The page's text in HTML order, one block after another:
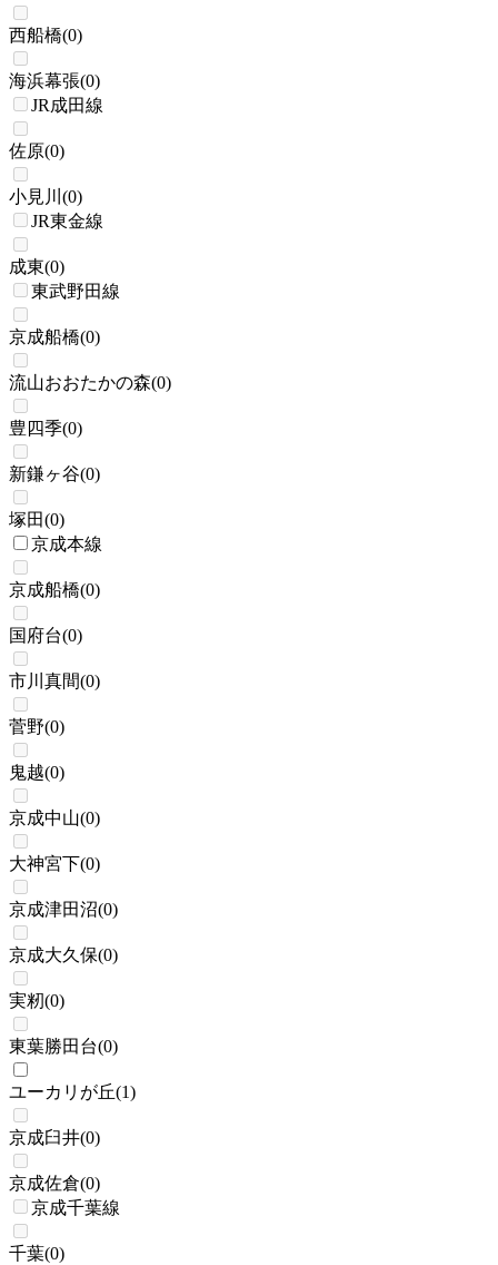
西船橋(0)
海浜幕張(0)
JR成田線
佐原(0)
小見川 (0)
JR東金線
成東(0)
東武野田線
京成船橋(0)
流山おおたかの森(0)
豊四季(0)
新鎌ヶ谷(0)
塚田(0)
京成本線
京成船橋(0)
国府台(0)
市川真間(0)
菅野(0)
鬼越(0)
京成中山(0)
大神宮下(0)
京成津田沼(0)
京成大久保(0)
実籾(0)
東葉勝田台(0)
ユーカリが丘(1)
京成臼井(0)
京成佐倉(0)
京成千葉線
千葉(0)